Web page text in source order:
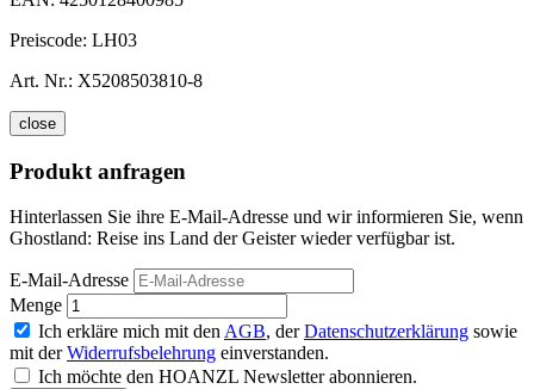
Preiscode: LH03
Art. Nr.: X5208503810-8
close
Produkt anfragen
Hinterlassen Sie ihre E-Mail-Adresse und wir informieren Sie, wenn
Ghostland: Reise ins Land der Geister wieder verfügbar ist.
E-Mail-Adresse
Menge
Ich erkläre mich mit den AGB, derDatenschutzerklärung sowie
mit derWiderrufsbelehrung einverstanden.
Ich möchte den HOANZL Newsletter abonnieren.